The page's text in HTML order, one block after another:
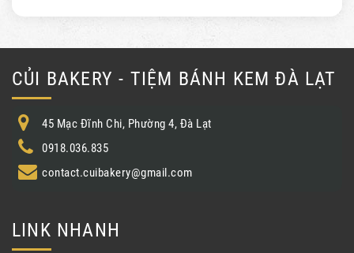
CỦI BAKERY - TIỆM BÁNH KEM ĐÀ LẠT
45 Mạc Đĩnh Chi, Phường 4, Đà Lạt
0918.036.835
contact.cuibakery@gmail.com
LINK NHANH